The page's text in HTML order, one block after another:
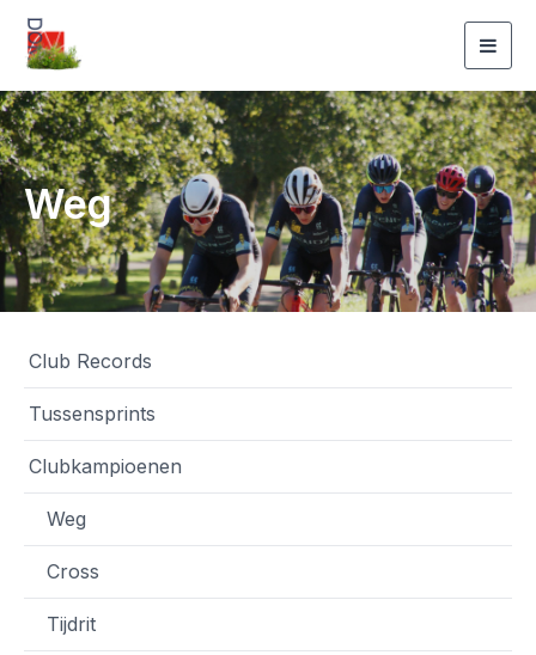
Weg
Club Records
Tussensprints
Clubkampioenen
Weg
Cross
Tijdrit